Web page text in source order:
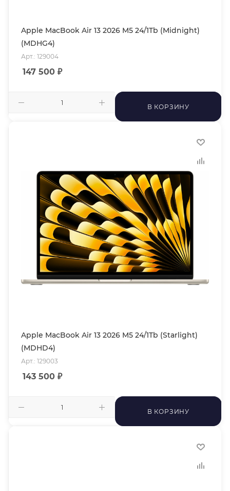
Apple MacBook Air 13 2026 M5 24/1Tb (Midnight)
(MDHG4)
Арт.: 129004
147 500 ₽
В КОРЗИНУ
Apple MacBook Air 13 2026 M5 24/1Tb (Starlight)
(MDHD4)
Арт.: 129003
143 500 ₽
В КОРЗИНУ